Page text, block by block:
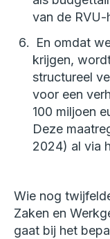
van de RVU-
En omdat
krijgen,
structureel
voor een
100 miljoen
Deze
2024) al via
Wie nog
Zaken en
gaat bij het